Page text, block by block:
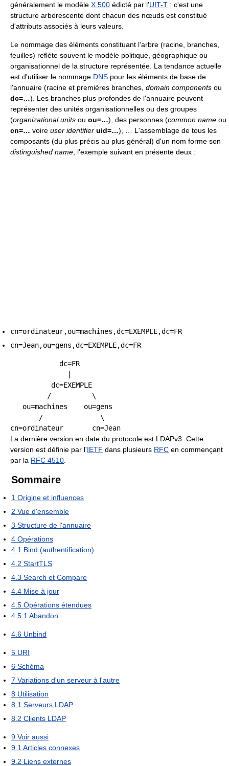
généralement le modèle X.500 édicté par l'UIT-T : c'est une
structure arborescente dont chacun des nœuds est constitué
d'attributs associés à leurs valeurs.
Le nommage des éléments constituant l'arbre (racine, branches,
feuilles) reflète souvent le modèle politique, géographique ou
organisationnel de la structure représentée. La tendance actuelle
est d'utiliser le nommage DNS pour les éléments de base de
l'annuaire (racine et premières branches, domain components ou
dc=…). Les branches plus profondes de l'annuaire peuvent
représenter des unités organisationnelles ou des groupes
(organizational units ou ou=…), des personnes (common name ou
cn=… voire user identifier uid=…), … L'assemblage de tous les
composants (du plus précis au plus général) d'un nom forme son
distinguished name , l'exemple suivant en présente deux :
cn=ordinateur,ou=machines,dc=EXEMPLE,dc=FR
cn=Jean,ou=gens,dc=EXEMPLE,dc=FR
            dc=FR
          dc=EXEMPLE
         /          \
   ou=machines    ou=gens
       /              \
La dernière version en date du protocole est LDAPv3. Cette
version est définie par l'IETF dans plusieurs RFC en commençant
par la RFC 4510
Sommaire
1 Origine et influences
2 Vue d'ensemble
3 Structure de l'annuaire
4 Opérations
4.1 Bind (authentification)
4.2 StartTLS
4.3 Search et Compare
4.4 Mise à jour
4.5 Opérations étendues
4.5.1 Abandon
4.6 Unbind
5 URI
6 Schéma
7 Variations d'un serveur à l'autre
8 Utilisation
8.1 Serveurs LDAP
8.2 Clients LDAP
9 Voir aussi
9.1 Articles connexes
9.2 Liens externes